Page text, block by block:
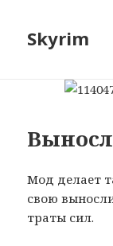
Skyrim
Мод делает
свою
траты сил.